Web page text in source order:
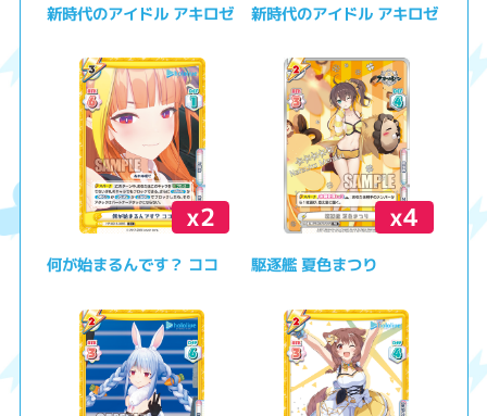
新時代のアイドル アキロゼ 新時代のアイドル アキロゼ
x2
何が始まるんです？ ココ
x4
駆逐艦 夏色まつり